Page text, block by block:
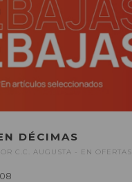
DÉCIMAS
C.C. AUGUSTA EN OFERTAS